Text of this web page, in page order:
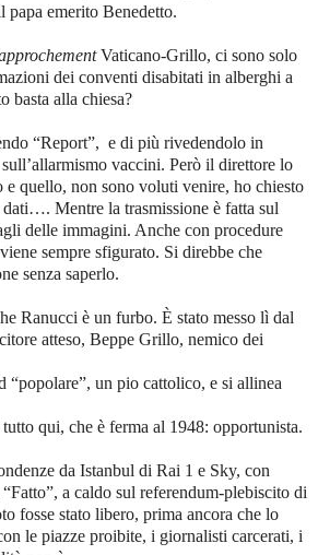
papa emerito Benedetto.
Vaticano-Grillo, ci sono solo
dei conventi disabitati in alberghi a
basta alla chiesa?
“Report”, e di più rivedendolo in
vaccini. Però il direttore lo
e quello, non sono voluti venire, ho chiesto
Mentre la trasmissione è fatta sul
delle immagini. Anche con procedure
sempre sfigurato. Si direbbe che
senza saperlo.
Ranucci è un furbo. È stato messo lì dal
atteso, Beppe Grillo, nemico dei
“popolare”, un pio cattolico, e si allinea
qui, che è ferma al 1948: opportunista.
da Istanbul di Rai 1 e Sky, con
a caldo sul referendum-plebiscito di
fosse stato libero, prima ancora che lo
le piazze proibite, i giornalisti carcerati, i